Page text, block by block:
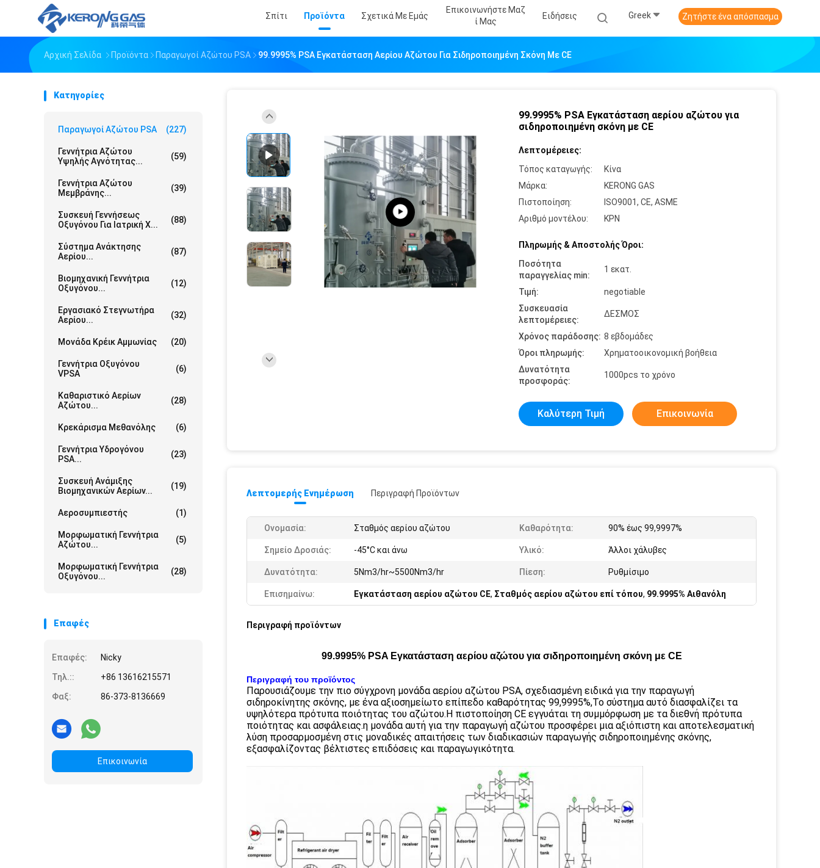
Σπίτι Προϊόντα Σχετικά Με Εμάς
Επικοινωνήστε Μαζ
Ί Μας
Ειδήσεις Greek Ζητήστε ένα απόσπασμα
Αρχική Σελίδα Προϊόντα Παραγωγοί Αζώτου PSA 99.9995% PSA Εγκατάσταση Αερίου Αζώτου Για Σιδηροποιημένη Σκόνη Με CE
Κατηγορίες
Παραγωγοί Αζώτου PSA (227)
Γεννήτρια Αζώτου
Υψηλής Αγνότητας...
(59)
Γεννήτρια Αζώτου
Μεμβράνης...
(39)
Συσκευή Γεννήσεως
Οξυγόνου Για Ιατρική Χ...
(88)
Σύστημα Ανάκτησης
Αερίου...
(87)
Βιομηχανική Γεννήτρια
Οξυγόνου...
(12)
Εργασιακό Στεγνωτήρα
Αερίου...
(32)
Μονάδα Κρέικ Αμμωνίας (20)
Γεννήτρια Οξυγόνου
VPSA
(6)
Καθαριστικό Αερίων
Αζώτου...
(28)
Κρεκάρισμα Μεθανόλης (6)
Γεννήτρια Υδρογόνου
PSA...
(23)
Συσκευή Ανάμιξης
Βιομηχανικών Αερίων...
(19)
Αεροσυμπιεστής (1)
Μορφωματική Γεννήτρια
Αζώτου...
(5)
Μορφωματική Γεννήτρια
Οξυγόνου...
(28)
Επαφές
Επαφές:
Nicky
Τηλ.::
+86 13616215571
Φαξ:
86-373-8136669
Επικοινωνία
99.9995% PSA Εγκατάσταση αερίου αζώτου για
σιδηροποιημένη σκόνη με CE
Λεπτομέρειες:
Τόπος καταγωγής:
Κίνα
Μάρκα:
KERONG GAS
Πιστοποίηση:
ISO9001, CE, ASME
Αριθμό μοντέλου:
ΚΡΝ
Πληρωμής & Αποστολής Όροι:
Ποσότητα
παραγγελίας min:
1 εκατ.
Τιμή:
negotiable
Συσκευασία
λεπτομέρειες:
ΔΕΣΜΟΣ
Χρόνος παράδοσης: 8 εβδομάδες
Όροι πληρωμής:
Χρηματοοικονομική βοήθεια
Δυνατότητα
προσφοράς:
1000pcs το χρόνο
Καλύτερη Τιμή Επικοινωνία
Λεπτομερής Ενημέρωση Περιγραφή Προϊόντων
Ονομασία: Σταθμός αερίου αζώτου Καθαρότητα: 90% έως 99,9997%
Σημείο Δροσιάς: -45°C και άνω Υλικό: Άλλοι χάλυβες
Δυνατότητα: 5Nm3/hr~5500Nm3/hr Πίεση: Ρυθμίσιμο
Επισημαίνω: Εγκατάσταση αερίου αζώτου CE, Σταθμός αερίου αζώτου επί τόπου, 99.9995% Αιθανόλη
Περιγραφή προϊόντων
99.9995% PSA Εγκατάσταση αερίου αζώτου για σιδηροποιημένη σκόνη με CE
Περιγραφή του προϊόντος
Παρουσιάζουμε την πιο σύγχρονη μονάδα αερίου αζώτου PSA, σχεδιασμένη ειδικά για την παραγωγή
σιδηροκίνητης σκόνης, με ένα αξιοσημείωτο επίπεδο καθαρότητας 99,9995%,Το σύστημα αυτό διασφαλίζει τα
υψηλότερα πρότυπα ποιότητας του αζώτου.Η πιστοποίηση CE εγγυάται τη συμμόρφωση με τα διεθνή πρότυπα
ποιότητας και ασφάλειας.η μονάδα αυτή για την παραγωγή αζώτου προσφέρει μια αξιόπιστη και αποτελεσματική
λύση προσαρμοσμένη στις μοναδικές απαιτήσεις των διαδικασιών παραγωγής σιδηροποιημένης σκόνης,
εξασφαλίζοντας βέλτιστες επιδόσεις και παραγωγικότητα.